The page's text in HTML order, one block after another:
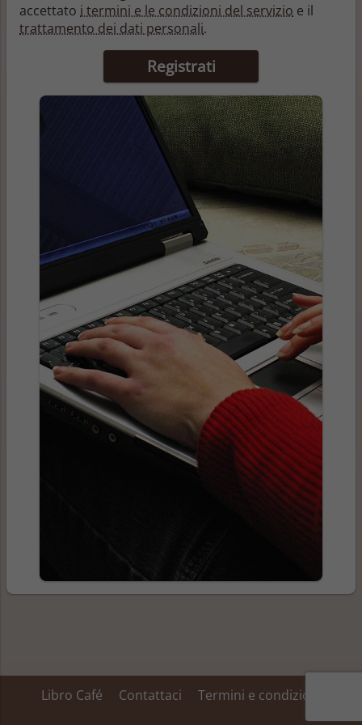
accettato i termini e le condizioni del servizio e il
trattamento dei dati personali.
Registrati
Libro Café Contattaci Termini e condizioni